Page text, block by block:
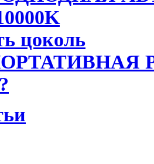
цоколь